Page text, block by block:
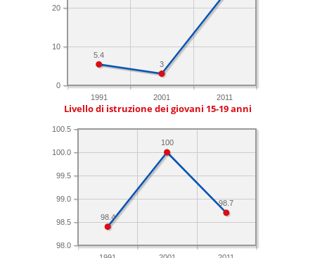
1991 2001 2011
0
10
20
3
5.4
Livello di istruzione dei giovani 15-19 anni
98.0
98.5
99.0
99.5
100.0
100.5
98.7
100
98.4